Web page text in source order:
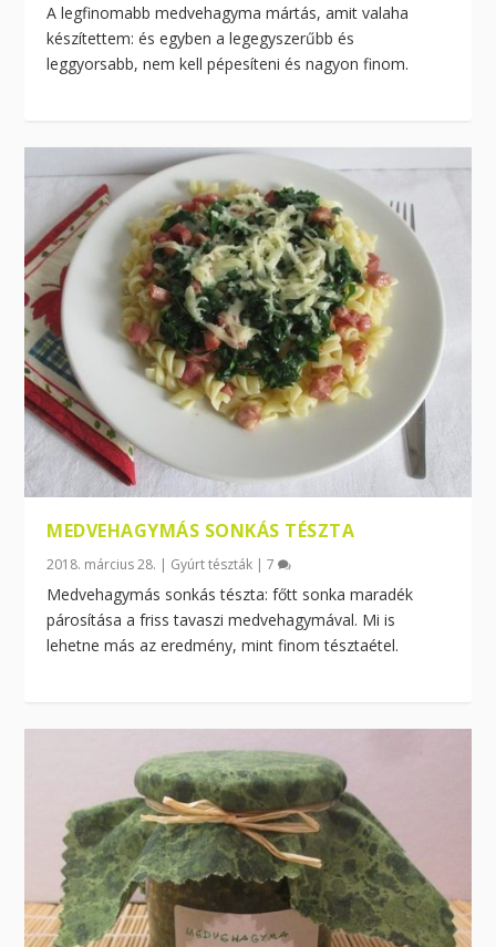
A legfinomabb medvehagyma mártás, amit valaha
készítettem: és egyben a legegyszerűbb és
leggyorsabb, nem kell pépesíteni és nagyon finom.
MEDVEHAGYMÁS SONKÁS TÉSZTA
2018. március 28. | Gyúrt tészták |7
Medvehagymás sonkás tészta: főtt sonka maradék
párosítása a friss tavaszi medvehagymával. Mi is
lehetne más az eredmény, mint finom tésztaétel.